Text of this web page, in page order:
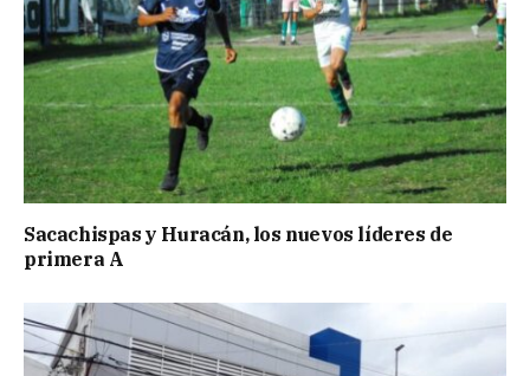
Sacachispas y Huracán, los nuevos líderes de
primera A